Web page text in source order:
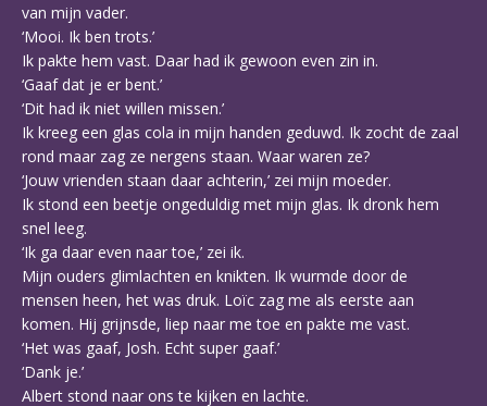
van mijn vader.
‘Mooi. Ik ben trots.’
Ik pakte hem vast. Daar had ik gewoon even zin in.
‘Gaaf dat je er bent.’
‘Dit had ik niet willen missen.’
Ik kreeg een glas cola in mijn handen geduwd. Ik zocht de zaal
rond maar zag ze nergens staan. Waar waren ze?
‘Jouw vrienden staan daar achterin,’ zei mijn moeder.
Ik stond een beetje ongeduldig met mijn glas. Ik dronk hem
snel leeg.
‘Ik ga daar even naar toe,’ zei ik.
Mijn ouders glimlachten en knikten. Ik wurmde door de
mensen heen, het was druk. Loïc zag me als eerste aan
komen. Hij grijnsde, liep naar me toe en pakte me vast.
‘Het was gaaf, Josh. Echt super gaaf.’
‘Dank je.’
Albert stond naar ons te kijken en lachte.